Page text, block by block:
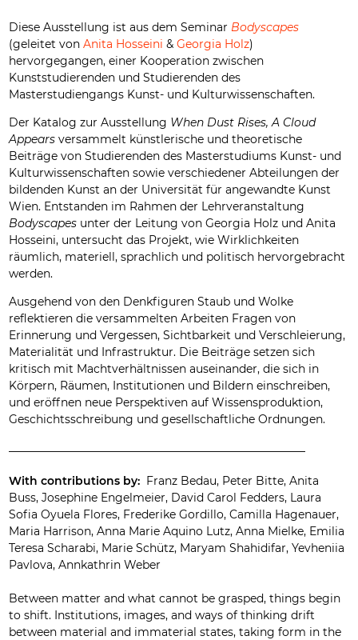
Diese Ausstellung ist aus dem Seminar Bodyscapes
(geleitet vonAnita Hosseini &Georgia Holz)
hervorgegangen, einer Kooperation zwischen
Kunststudierenden und Studierenden des
Masterstudiengangs Kunst- und Kulturwissenschaften.
Der Katalog zur Ausstellung When Dust Rises, A Cloud
Appears versammelt künstlerische und theoretische
Beiträge von Studierenden des Masterstudiums Kunst- und
Kulturwissenschaften sowie verschiedener Abteilungen der
bildenden Kunst an der Universität für angewandte Kunst
Wien. Entstanden im Rahmen der Lehrveranstaltung
Bodyscapes unter der Leitung von Georgia Holz und Anita
Hosseini, untersucht das Projekt, wie Wirklichkeiten
räumlich, materiell, sprachlich und politisch hervorgebracht
werden.
Ausgehend von den Denkfiguren Staub und Wolke
reflektieren die versammelten Arbeiten Fragen von
Erinnerung und Vergessen, Sichtbarkeit und Verschleierung,
Materialität und Infrastruktur. Die Beiträge setzen sich
kritisch mit Machtverhältnissen auseinander, die sich in
Körpern, Räumen, Institutionen und Bildern einschreiben,
und eröffnen neue Perspektiven auf Wissensproduktion,
Geschichtsschreibung und gesellschaftliche Ordnungen.
With contributions by: Franz Bedau, Peter Bitte, Anita
Buss, Josephine Engelmeier, David Carol Fedders, Laura
Sofia Oyuela Flores, Frederike Gordillo, Camilla Hagenauer,
Maria Harrison, Anna Marie Aquino Lutz, Anna Mielke, Emilia
Teresa Scharabi, Marie Schütz, Maryam Shahidifar, Yevheniia
Pavlova, Annkathrin Weber
Between matter and what cannot be grasped, things begin
to shift. Institutions, images, and ways of thinking drift
between material and immaterial states, taking form in the